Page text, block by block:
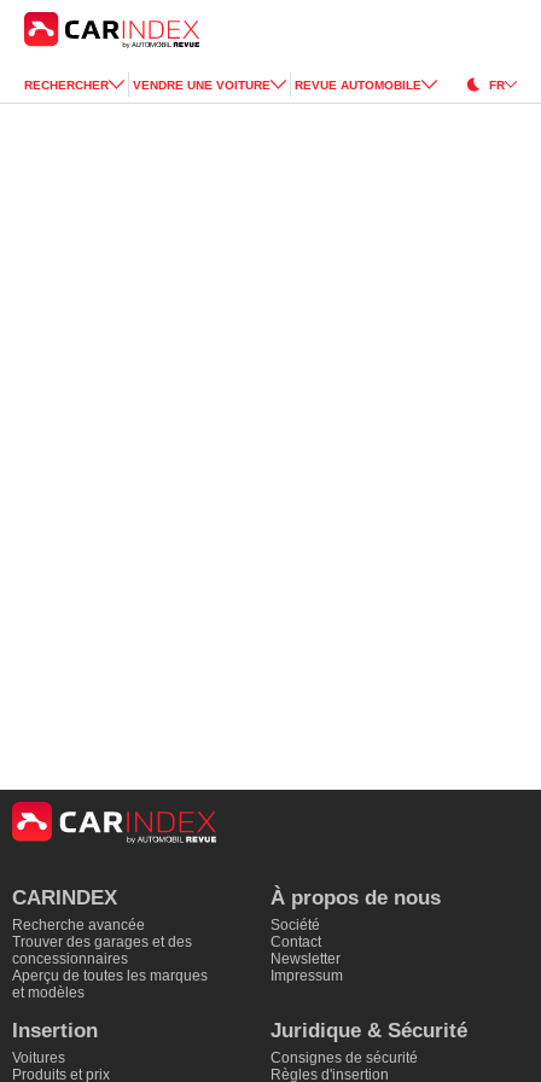
RECHERCHER VENDRE UNE VOITURE REVUE AUTOMOBILE FR
CARINDEX
Recherche avancée
Trouver des garages et des
concessionnaires
Aperçu de toutes les marques
et modèles
À propos de nous
Société
Contact
Newsletter
Impressum
Insertion
Voitures
Produits et prix
Juridique & Sécurité
Consignes de sécurité
Règles d'insertion